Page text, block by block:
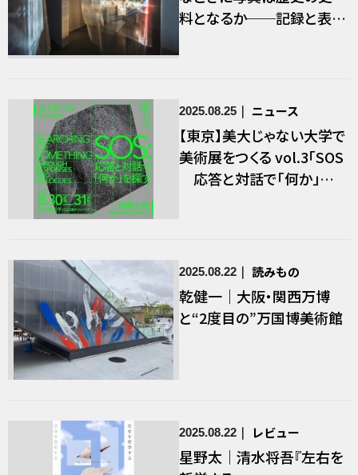
料となるか──記録と表
2025.08.25 ニュース
【東京】美大じゃない大学で
美術展をつくる vol.3「SOS
応答と対話で「何か」を
2025.08.22 読みもの
乾健一｜大阪・関西万博
と“2度目の”万国博美術館
2025.08.22 レビュー
星野太｜清水将吾『左右を